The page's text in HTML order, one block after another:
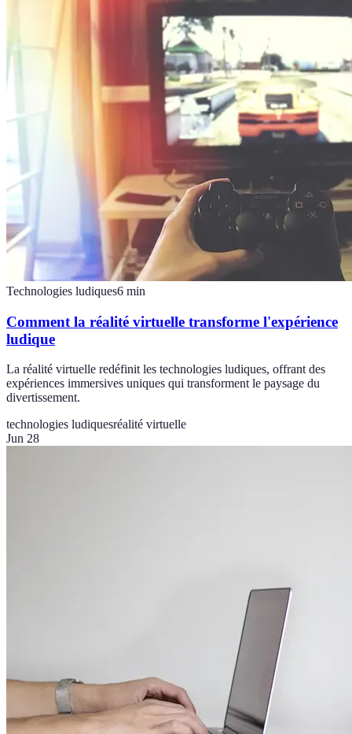
Technologies ludiques6 min
Comment la réalité virtuelle transforme l'expérience
ludique
La réalité virtuelle redéfinit les technologies ludiques, offrant des
expériences immersives uniques qui transforment le paysage du
divertissement.
technologies ludiquesréalité virtuelle
Jun 28